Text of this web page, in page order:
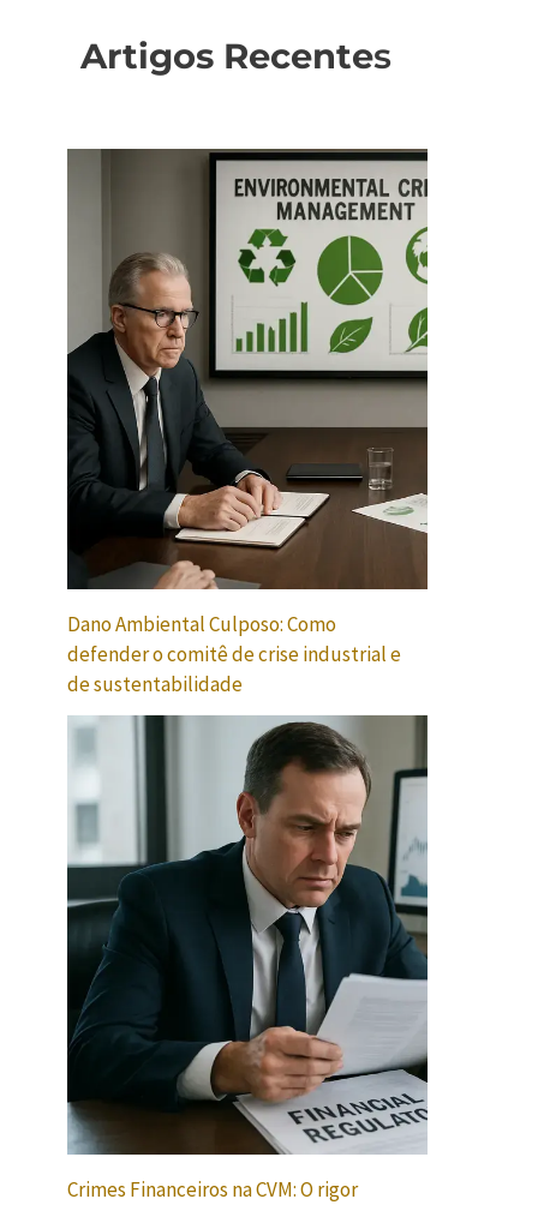
Artigos Recentes
Dano Ambiental Culposo: Como
defender o comitê de crise industrial e
de sustentabilidade
Crimes Financeiros na CVM: O rigor